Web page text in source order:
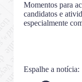
Momentos para
candidatos e
especialmente
Espalhe a notícia: